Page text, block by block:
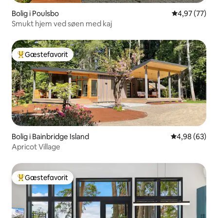
Bolig i Poulsbo 4,97 ud af 5 i
4,97 (77)
Smukt hjem ved søen med kaj
Bedste gæstefavorit
Gæstefavorit
Bolig i Bainbridge Island 4,98 ud af 5 i
4,98 (63)
Apricot Village
Bedste gæstefavorit
Gæstefavorit